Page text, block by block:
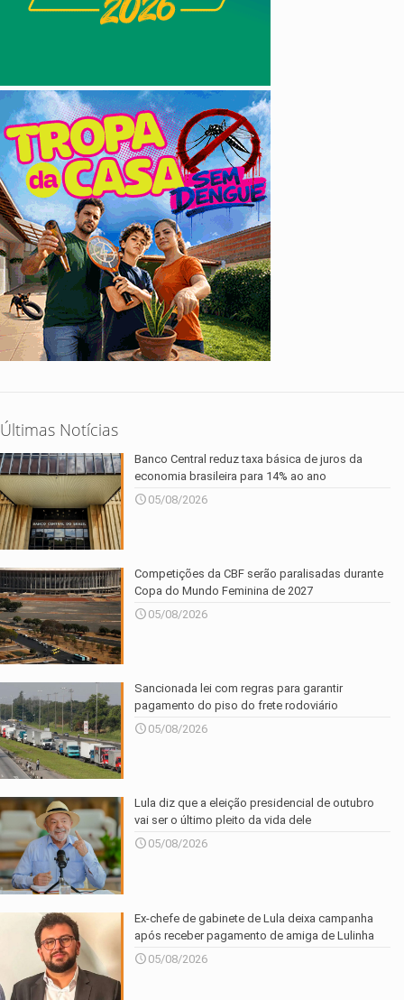
Últimas Notícias
Banco Central reduz taxa básica de juros da
economia brasileira para 14% ao ano
05/08/2026
Competições da CBF serão paralisadas durante
Copa do Mundo Feminina de 2027
05/08/2026
Sancionada lei com regras para garantir
pagamento do piso do frete rodoviário
05/08/2026
Lula diz que a eleição presidencial de outubro
vai ser o último pleito da vida dele
05/08/2026
Ex-chefe de gabinete de Lula deixa campanha
após receber pagamento de amiga de Lulinha
05/08/2026